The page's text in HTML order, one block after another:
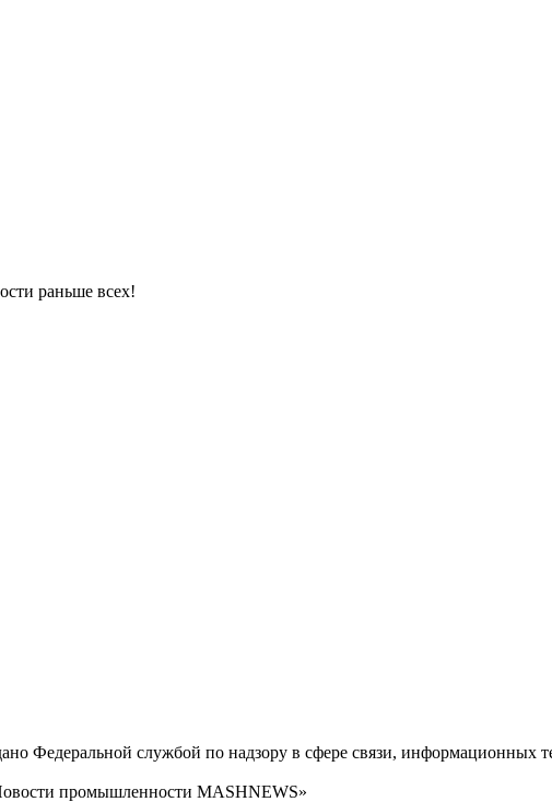
раньше всех!
службой по надзору в сфере связи, информационных
промышленности MASHNEWS»